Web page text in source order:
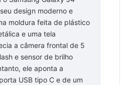
design moderno e
moldura feita de plástico
e uma tela
a câmera frontal de 5
e sensor de brilho
ele aponta a
USB tipo C e de um